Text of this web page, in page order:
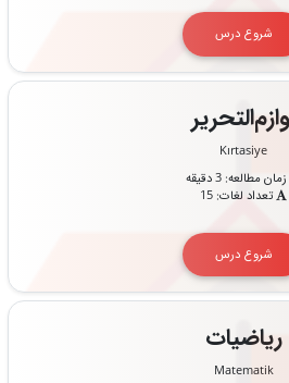
شروع درس
Kırtasiye
زمان مطالعه: 3 دقیقه
تعداد لغات: 15
شروع درس
ریاضیات
Matematik